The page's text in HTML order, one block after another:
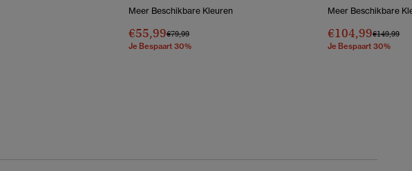
Meer Beschikbare Kleuren
€55,99Prijs Verlaagd Van
€79,99Naar
Je Bespaart 30%
Meer Beschikbare
€104,99Prijs
€149,99
Je Bespaart 30%